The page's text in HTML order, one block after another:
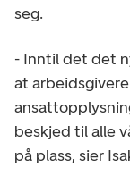
seg.
- Inntil det det
at
beskjed til alle
på plass, sier